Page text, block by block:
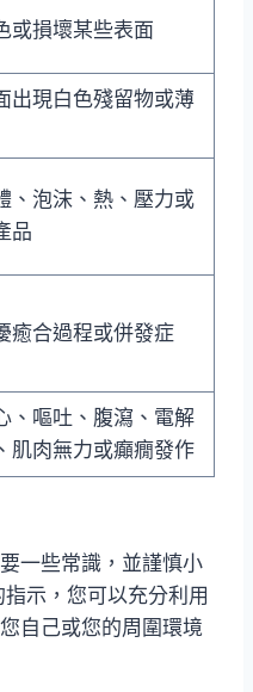
或損壞某些表面
出現白色殘留物或薄
、泡沫、熱、壓力或
品
癒合過程或併發症
、嘔吐、腹瀉、電解
肌肉無力或癲癇發作
一些常識，並謹慎小
示，您可以充分利用
自己或您的周圍環境